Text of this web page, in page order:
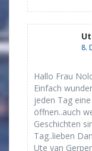
8.
Hallo Frau
Einfach
jeden Tag
öffnen..auch
Geschichten
Tag..lieben
Ute van